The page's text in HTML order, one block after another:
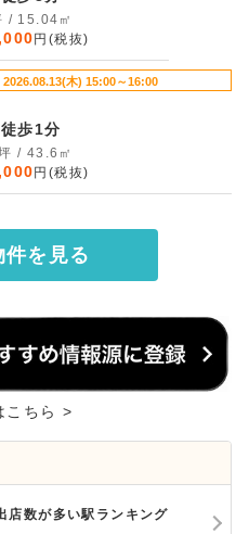
坪 / 15.04㎡
円(税抜)
2026.08.13(木) 15:00～16:00
門 ・徒歩1分
坪 / 43.6㎡
円(税抜)
件を見る
こちら >
店数が多い駅ランキング